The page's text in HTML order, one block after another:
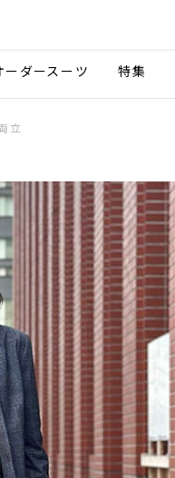
ーダースーツ 特集
立